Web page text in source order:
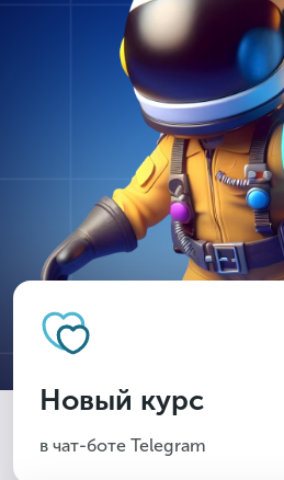
Новый курс
в чат-боте Telegram